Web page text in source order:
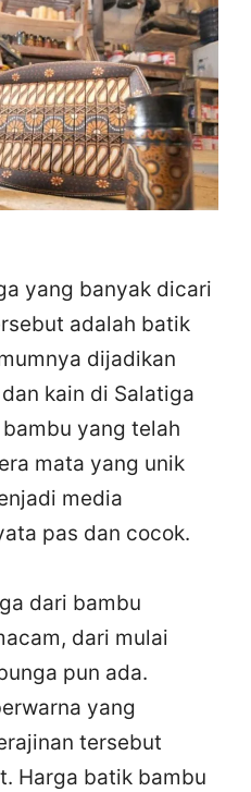
yang banyak dicari
adalah batik
dijadikan
kain di Salatiga
yang telah
mata yang unik
media
pas dan cocok.
dari bambu
dari mulai
pun ada.
yang
tersebut
Harga batik bambu